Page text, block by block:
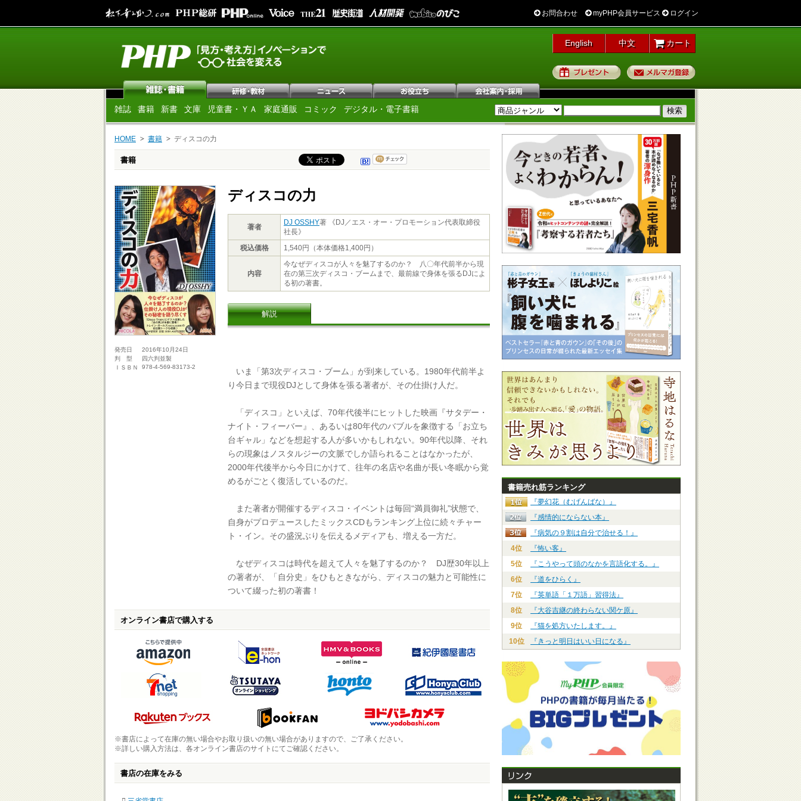
お問合わせ myPHP会員サービス ログイン
English 中文 カート
プレゼント
雑誌 書籍 新書 文庫 児童書・ＹＡ 家庭通販 コミック デジタル・電子書籍
HOME 書籍 ディスコの力
書籍
発売日
2016年10月24日
判 型
四六判並製
ＩＳＢＮ
978-4-569-83173-2
ディスコの力
著者
DJ OSSHY著 《DJ／エス・オー・プロモーション代表取締役
社長》
税込価格
1,540円（本体価格1,400円）
内容
今なぜディスコが人々を魅了するのか？ 八〇年代前半から現
在の第三次ディスコ・ブームまで、最前線で身体を張るDJによ
る初の著書。
解説
いま「第3次ディスコ・ブーム」が到来している。1980年代前半よ
り今日まで現役DJとして身体を張る著者が、その仕掛け人だ。
「ディスコ」といえば、70年代後半にヒットした映画『サタデー・
ナイト・フィーバー』、あるいは80年代のバブルを象徴する「お立ち
台ギャル」などを想起する人が多いかもしれない。90年代以降、それ
らの現象はノスタルジーの文脈でしか語られることはなかったが、
2000年代後半から今日にかけて、往年の名店や名曲が長い冬眠から覚
めるがごとく復活しているのだ。
また著者が開催するディスコ・イベントは毎回“満員御礼”状態で、
自身がプロデュースしたミックスCDもランキング上位に続々チャー
ト・イン。その盛況ぶりを伝えるメディアも、増える一方だ。
なぜディスコは時代を超えて人々を魅了するのか？ DJ歴30年以上
の著者が、「自分史」をひもときながら、ディスコの魅力と可能性に
ついて綴った初の著書！
オンライン書店で購入する
※書店によって在庫の無い場合やお取り扱いの無い場合がありますので、ご了承ください。
※詳しい購入方法は、各オンライン書店のサイトにてご確認ください。
書店の在庫をみる
書籍売れ筋ランキング
『夢幻花（むげんばな）』
『感情的にならない本』
『病気の９割は自分で治せる！』
4位
『怖い客』
5位
『こうやって頭のなかを言語化する。』
6位
『道をひらく』
7位
『英単語「１万語」習得法』
8位
『大谷吉継の終わらない関ケ原』
9位
『猫を処方いたします。』
10位
『きっと明日はいい日になる』